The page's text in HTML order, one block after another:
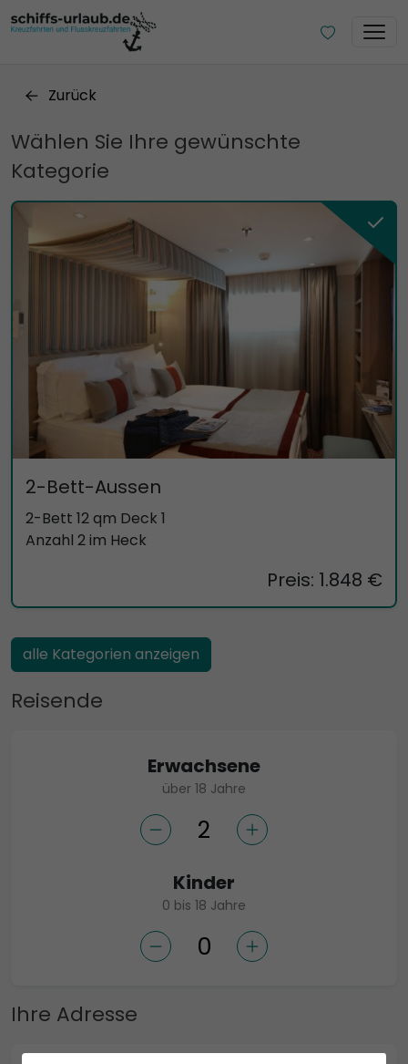
Zurück
Wählen Sie Ihre gewünschte
Kategorie
2-Bett-Aussen
2-Bett 12 qm Deck 1
Anzahl 2 im Heck
Preis: 1.848 €
alle Kategorien anzeigen
Reisende
Erwachsene
über 18 Jahre
Kinder
0 bis 18 Jahre
Ihre Adresse